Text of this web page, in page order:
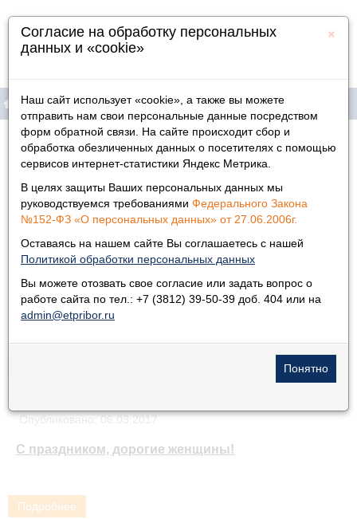
×
Согласие на обработку персональных
данных и «cookie»
Наш сайт использует «cookie», а также вы можете
отправить нам свои персональные данные посредством
форм обратной связи. На сайте происходит сбор и
обработка обезличенных данных о посетителях с помощью
сервисов интернет-статистики Яндекс Метрика.
В целях защиты Ваших персональных данных мы
руководствуемся требованиями Федерального Закона
№152-ФЗ «О персональных данных» от 27.06.2006г.
Оставаясь на нашем сайте Вы соглашаетесь с нашей
Политикой обработки персональных данных
Вы можете отозвать свое согласие или задать вопрос о
работе сайта по тел.: +7 (3812) 39-50-39 доб. 404 или на
admin@etpribor.ru
Продукция
Информация
Физическим лицам
Дилеры
Главная »
Новости
Опубликовано:30.03.2017
Мы на газовом форуме в Новом Уренгое
В деловом центре "Ямал" прошла выставка "ГАЗ. НЕФТЬ.
НОВЫЕ ТЕХНОЛОГИИ – КРАЙНЕМУ СЕВЕРУ". Наши
участники представили ноу-хау ...
Опубликовано:06.03.2017
С праздником, дорогие женщины!
Подробнее